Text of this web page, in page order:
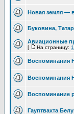
Новая земля —
Буковина,
Авиационные
[ На страницу: 1
Воспоминания
Воспоминания
Воспоминание
Гауптвахта